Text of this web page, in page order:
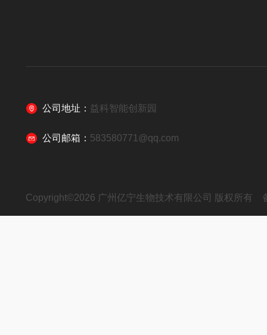
公司地址： 益科智能创新园
公司邮箱： 583580771@qq.com
Copyright©2026 广州亿宁生物技术有限公司 版权所有